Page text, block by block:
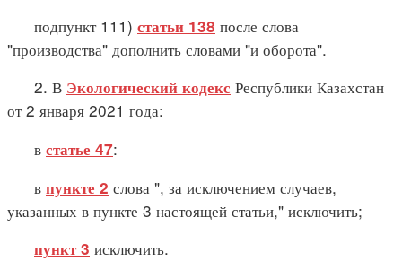
подпункт 111) статьи 138 после слова
"производства" дополнить словами "и оборота".
2. В Экологический кодекс Республики Казахстан
от 2 января 2021 года:
в статье 47:
в пункте 2 слова ", за исключением случаев,
указанных в пункте 3 настоящей статьи," исключить;
пункт 3 исключить.